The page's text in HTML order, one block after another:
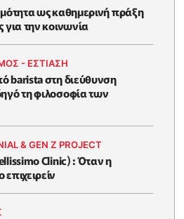
ως καθημερινή πράξη
για την κοινωνία
- ΕΣΤΙΑΣΗ
barista στη διεύθυνση
τη φιλοσοφία των
& GEN Z PROJECT
Clinic) : Όταν η